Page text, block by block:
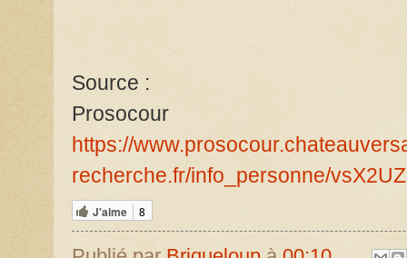
Source :
Prosocour
https://
recherche.fr/info_personne/
J'aime 8